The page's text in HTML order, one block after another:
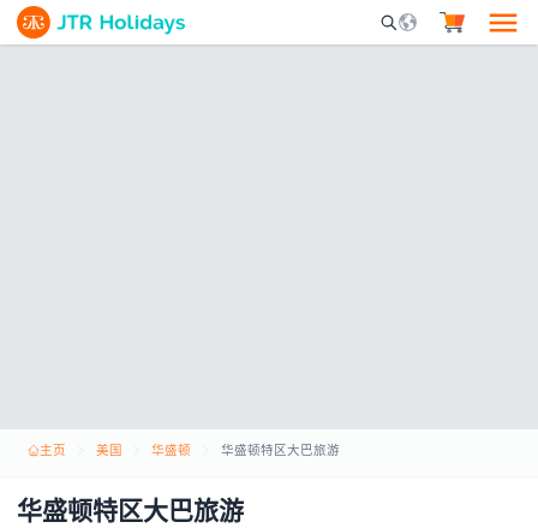
Mobile Search
主页 美国 华盛顿 华盛顿特区大巴旅游
华盛顿特区大巴旅游